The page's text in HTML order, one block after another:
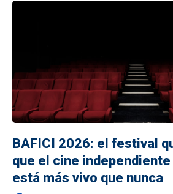
BAFICI 2026: el festival
que el cine
está más vivo que nunca